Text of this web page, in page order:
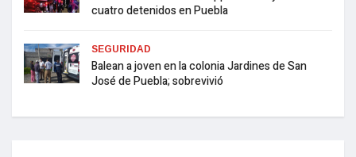
cuatro detenidos en Puebla
SEGURIDAD
Balean a joven en la colonia Jardines de San
José de Puebla; sobrevivió